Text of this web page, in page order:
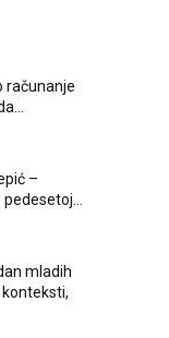
računanje
–
mladih